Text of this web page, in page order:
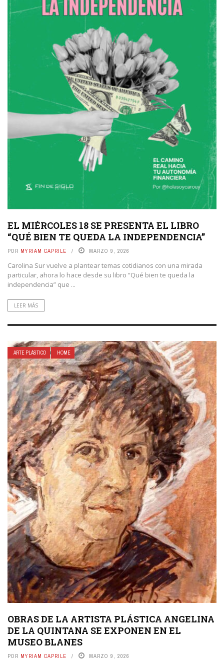
EL MIÉRCOLES 18 SE PRESENTA EL LIBRO
“QUÉ BIEN TE QUEDA LA INDEPENDENCIA”
POR MYRIAM CAPRILE MARZO 9, 2026
Carolina Sur vuelve a plantear temas cotidianos con una mirada
particular, ahora lo hace desde su libro “Qué bien te queda la
independencia” que ...
LEER MÁS
ARTE PLÁSTICO HOME
OBRAS DE LA ARTISTA PLÁSTICA ANGELINA
DE LA QUINTANA SE EXPONEN EN EL
MUSEO BLANES
POR MYRIAM CAPRILE MARZO 9, 2026